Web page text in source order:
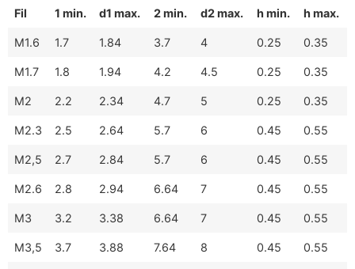
Fil 1 min. d1 max. 2 min. d2 max. h min. h max.
M1.6 1.7 1.84 3.7 4 0.25 0.35
M1.7 1.8 1.94 4.2 4.5 0.25 0.35
M2 2.2 2.34 4.7 5 0.25 0.35
M2.3 2.5 2.64 5.7 6 0.45 0.55
M2,5 2.7 2.84 5.7 6 0.45 0.55
M2.6 2.8 2.94 6.64 7 0.45 0.55
M3 3.2 3.38 6.64 7 0.45 0.55
M3,5 3.7 3.88 7.64 8 0.45 0.55